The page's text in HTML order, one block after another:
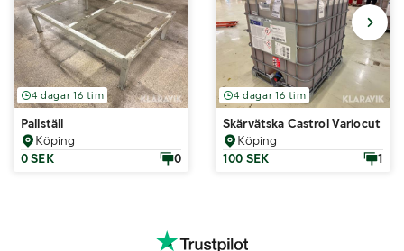
4 dagar 16 tim
Pallställ
Köping
0 SEK
0
4 dagar 16 tim
Skärvätska Castrol Variocut G
Köping
100 SEK
1